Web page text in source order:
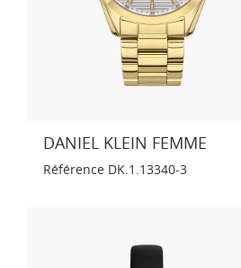
DANIEL KLEIN FEMME
Référence DK.1.13340-3